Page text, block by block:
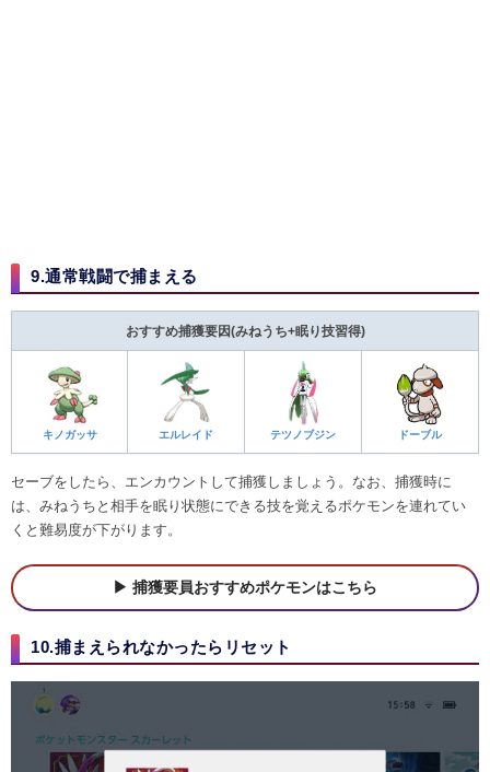
9.通常戦闘で捕まえる
おすすめ捕獲要因(みねうち+眠り技習得)
キノガッサ エルレイド テツノブジン ドーブル
セーブをしたら、エンカウントして捕獲しましょう。なお、捕獲時に
は、みねうちと相手を眠り状態にできる技を覚えるポケモンを連れてい
くと難易度が下がります。
捕獲要員おすすめポケモンはこちら
10.捕まえられなかったらリセット